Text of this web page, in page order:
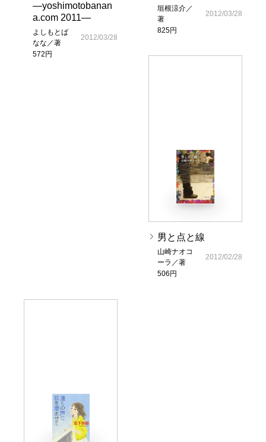
―yoshimotobanan
a.com 2011―
よしもとば
なな／著
572円
2012/03/28
垣根涼介／
著
825円
2012/03/28
男と点と線
山崎ナオコ
ーラ／著
506円
2012/02/28